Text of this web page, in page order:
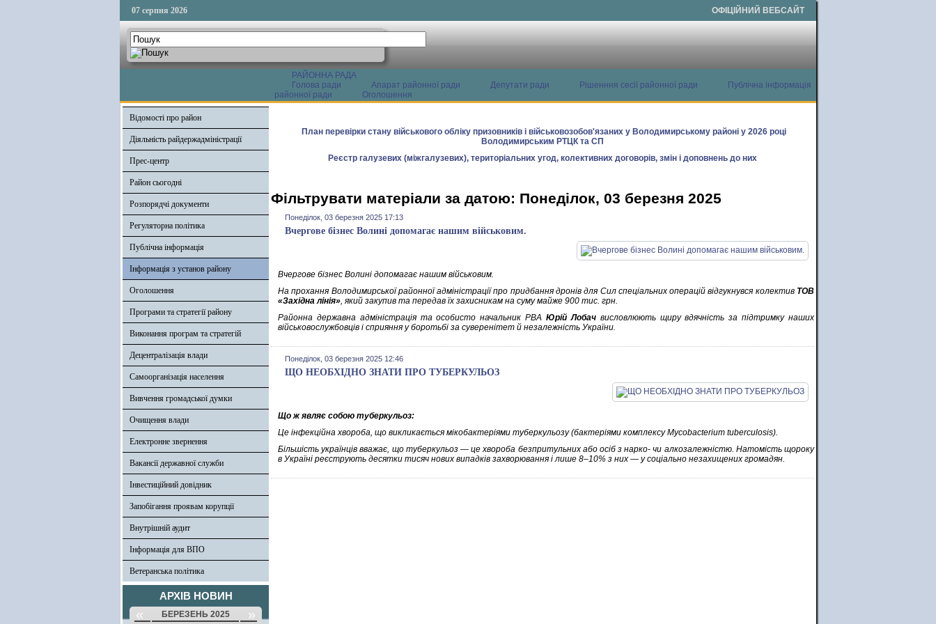
07 серпня 2026 ОФІЦІЙНИЙ ВЕБСАЙТ
РАЙОННА РАДА
Голова ради
Апарат районної ради Депутати ради Рішенння сесії районної ради
Публічна інформація
районної ради
Оголошення
Відомості про район
Діяльність райдержадміністрації
Прес-центр
Район сьогодні
Розпорядчі документи
Регуляторна політика
Публічна інформація
Інформація з установ району
Оголошення
Програми та стратегії району
Виконання програм та стратегій
Децентралізація влади
Самоорганізація населення
Вивчення громадської думки
Очищення влади
Електронне звернення
Вакансії державної служби
Інвестиційний довідник
Запобігання проявам корупції
Внутрішній аудит
Інформація для ВПО
Ветеранська політика
АРХІВ НОВИН
« БЕРЕЗЕНЬ 2025 »
План перевірки стану військового обліку призовників і військовозобов'язаних у Володимирському районі у 2026 році
Володимирським РТЦК та СП
Реєстр галузевих (міжгалузевих), територіальних угод, колективних договорів, змін і доповнень до них
Фільтрувати матеріали за датою: Понеділок, 03 березня 2025
Понеділок, 03 березня 2025 17:13
Вчергове бізнес Волині допомагає нашим військовим.
Вчергове бізнес Волині допомагає нашим військовим.
На прохання Володимирської районної адміністрації про придбання дронів для Сил спеціальних операцій відгукнувся колектив ТОВ
«Західна лінія», який закупив та передав їх захисникам на суму майже 900 тис. грн.
Районна державна адміністрація та особисто начальник РВА Юрій Лобачвисловлюють щиру вдячність за підтримку наших
військовослужбовців і сприяння у боротьбі за суверенітет й незалежність України.
Понеділок, 03 березня 2025 12:46
ЩО НЕОБХІДНО ЗНАТИ ПРО ТУБЕРКУЛЬОЗ
Що ж являє собою туберкульоз:
Це інфекційна хвороба, що викликається мікобактеріями туберкульозу (бактеріями комплексуMycobacterium tuberculosis).
Більшість українців вважає, що туберкульоз — це хвороба безпритульних або осіб з нарко- чи алкозалежністю. Натомість щороку
в Україні реєструють десятки тисяч нових випадків захворювання і лише 8–10% з них — у соціально незахищених громадян.